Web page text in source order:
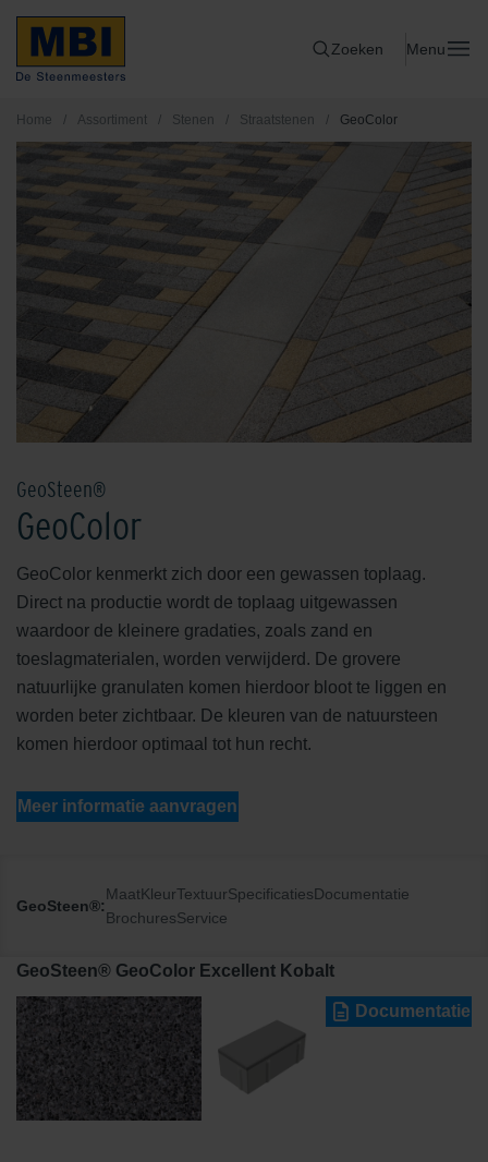
Zoeken Menu
Home / Assortiment / Stenen / Straatstenen / GeoColor
GeoSteen®
GeoColor
GeoColor kenmerkt zich door een gewassen toplaag.
Direct na productie wordt de toplaag uitgewassen
waardoor de kleinere gradaties, zoals zand en
toeslagmaterialen, worden verwijderd. De grovere
natuurlijke granulaten komen hierdoor bloot te liggen en
worden beter zichtbaar. De kleuren van de natuursteen
komen hierdoor optimaal tot hun recht.
Meer informatie aanvragen
GeoSteen®:
MaatKleurTextuurSpecificatiesDocumentatie
BrochuresService
GeoSteen® GeoColor Excellent Kobalt
Documentatie